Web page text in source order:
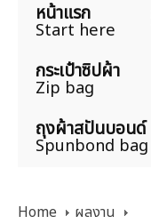
หน้าแรก
Start here
กระเป๋าซิปผ้า
Zip bag
ถุงผ้าสปันบอนด์
Spunbond bag
Home
ผลงาน